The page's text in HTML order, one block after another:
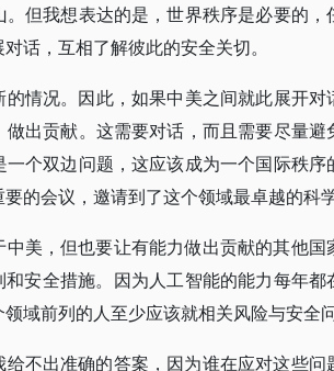
但我想表达的是，世界秩序是必要的
话，互相了解彼此的安全关切。
的情况。因此，如果中美之间就此展
出贡献。这需要对话，而且需要尽量
个双边问题，这应该成为一个国际秩
的会议，邀请到了这个领域最卓越的科
美，但也要让有能力做出贡献的其他
安全措施。因为人工智能的能力每年
域前列的人至少应该就相关风险与安全
不出准确的答案，因为谁在应对这些